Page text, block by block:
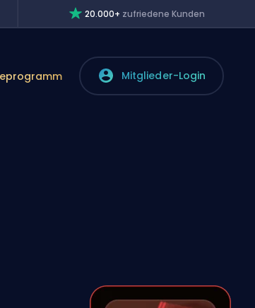
20.000+ zufriedene Kunden
Mitglieder-Login